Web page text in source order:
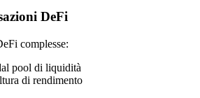
DeFi
complesse:
pool di liquidità
di rendimento